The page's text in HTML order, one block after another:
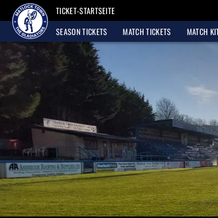
TICKET-STARTSEITE
SEASON TICKETS
MATCH TICKETS MATCH